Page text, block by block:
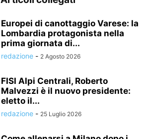
Europei di canottaggio Varese: la
Lombardia protagonista nella
prima giornata di...
redazione - 2 Agosto 2026
FISI Alpi Centrali, Roberto
Malvezzi è il nuovo presidente:
eletto il...
redazione - 25 Luglio 2026